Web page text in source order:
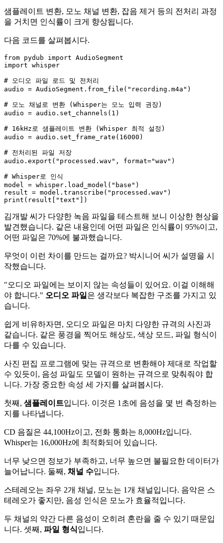
샘플레이트 변환, 모노 채널 변환, 잡음 제거 등의 전처리 과정
을 거치면 인식률이 크게 향상됩니다.
다음 코드를 살펴봅시다.
from pydub import
import whisper
# 오디오 파일 로드 및 전처리
audio = AudioSegment.from_file( "recording.m4a" )
# 모노 채널로 변환 (Whisper는 모노 입력 권장)
audio = audio.set_channels( 1 )
# 16kHz로 샘플레이트 변환 (Whisper 최적 설정)
audio = audio.set_frame_rate( 16000 )
# 전처리된 파일 저장
audio.export( "processed.wav" , format="wav" )
# Whisper로 인식
model = whisper.load_model( "base" )
result = model.transcribe( "processed.wav"
print (result[ "text"
김개발 씨가 다양한 녹음 파일을 테스트해 보니 이상한 현상을
발견했습니다. 같은 내용인데 어떤 파일은 인식률이 95%이고,
어떤 파일은 70%에 불과했습니다.
무엇이 이런 차이를 만드는 걸까요? 박시니어 씨가 설명을 시
작했습니다.
"오디오 파일에는 보이지 않는 속성들이 있어요. 이걸 이해해
야 합니다." 오디오 파일 은 생각보다 복잡한 구조를 가지고 있
습니다.
쉽게 비유하자면, 오디오 파일은 마치 다양한 규격의 사진과
같습니다. 같은 풍경을 찍어도 해상도, 색상 모드, 파일 형식이
다를 수 있습니다.
사진 편집 프로그램에 맞는 규격으로 변환해야 제대로 작업할
수 있듯이, 음성 파일도 모델이 원하는 규격으로 맞춰줘야 합
니다. 가장 중요한 속성 세 가지를 살펴봅시다.
첫째, 샘플레이트입니다. 이것은 1초에 음성을 몇 번 측정하는
지를 나타냅니다.
CD 음질은 44,100Hz이고, 전화 통화는 8,000Hz입니다.
Whisper는 16,000Hz에 최적화되어 있습니다.
너무 낮으면 정보가 부족하고, 너무 높으면 불필요한 데이터가
늘어납니다. 둘째, 채널 수입니다.
스테레오는 좌우 2개 채널, 모노는 1개 채널입니다. 음악은 스
테레오가 좋지만, 음성 인식은 모노가 효율적입니다.
두 채널의 약간 다른 음성이 오히려 혼란을 줄 수 있기 때문입
니다. 셋째, 파일 형식입니다.